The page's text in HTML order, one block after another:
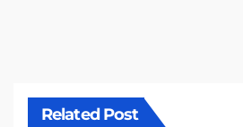
Related Post